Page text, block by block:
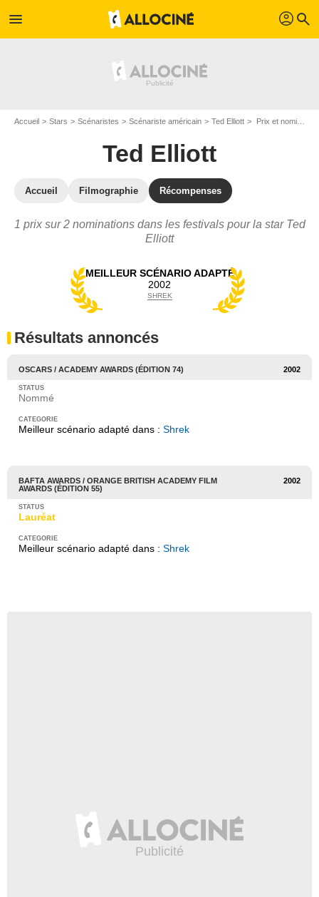
menu profil search
Accueil Stars Scénaristes Scénariste américain Ted Elliott Prix et nominations de Ted Elliott
Ted Elliott
Accueil Filmographie Récompenses
1 prix sur 2 nominations dans les festivals pour la star Ted
Elliott
MEILLEUR SCÉNARIO ADAPTÉ
2002
SHREK
Résultats annoncés
OSCARS / ACADEMY AWARDS (ÉDITION 74) 2002
Nommé
Meilleur scénario adapté dans : Shrek
BAFTA AWARDS / ORANGE BRITISH ACADEMY FILM
AWARDS (ÉDITION 55)
2002
Lauréat
Meilleur scénario adapté dans : Shrek